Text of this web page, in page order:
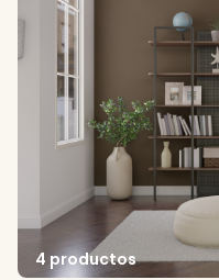
4 productos